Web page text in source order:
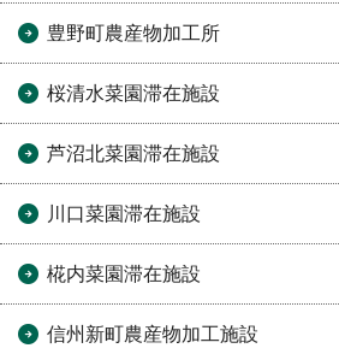
豊野町農産物加工所
桜清水菜園滞在施設
芦沼北菜園滞在施設
川口菜園滞在施設
椛内菜園滞在施設
信州新町農産物加工施設